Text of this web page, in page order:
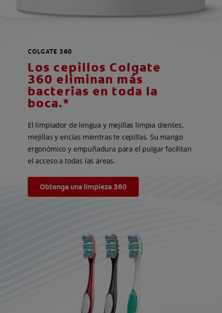
COLGATE 360
Los cepillos Colgate
360 eliminan más
bacterias en toda la
boca.*
El limpiador de lengua y mejillas limpia dientes,
mejillas y encías mientras te cepillas. Su mango
ergonómico y empuñadura para el pulgar facilitan
el acceso a todas las áreas.
Obtenga una limpieza 360